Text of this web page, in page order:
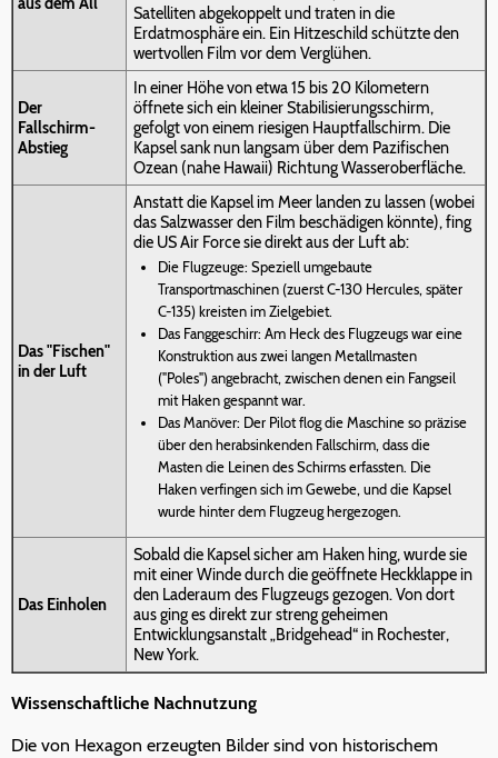
Satelliten abgekoppelt und traten in die
Erdatmosphäre ein. Ein Hitzeschild schützte den
wertvollen Film vor dem Verglühen.
Der
Fallschirm-
Abstieg
In einer Höhe von etwa 15 bis 20 Kilometern
öffnete sich ein kleiner Stabilisierungsschirm,
gefolgt von einem riesigen Hauptfallschirm. Die
Kapsel sank nun langsam über dem Pazifischen
Ozean (nahe Hawaii) Richtung Wasseroberfläche.
Das "Fischen"
in der Luft
Anstatt die Kapsel im Meer landen zu lassen (wobei
das Salzwasser den Film beschädigen könnte), fing
die US Air Force sie direkt aus der Luft ab:
Die Flugzeuge: Speziell umgebaute
Transportmaschinen (zuerst C-130 Hercules, später
C-135) kreisten im Zielgebiet.
Das Fanggeschirr: Am Heck des Flugzeugs war eine
Konstruktion aus zwei langen Metallmasten
("Poles") angebracht, zwischen denen ein Fangseil
mit Haken gespannt war.
Das Manöver: Der Pilot flog die Maschine so präzise
über den herabsinkenden Fallschirm, dass die
Masten die Leinen des Schirms erfassten. Die
Haken verfingen sich im Gewebe, und die Kapsel
wurde hinter dem Flugzeug hergezogen.
Das Einholen
Sobald die Kapsel sicher am Haken hing, wurde sie
mit einer Winde durch die geöffnete Heckklappe in
den Laderaum des Flugzeugs gezogen. Von dort
aus ging es direkt zur streng geheimen
Entwicklungsanstalt „Bridgehead“ in Rochester,
New York.
Wissenschaftliche Nachnutzung
Die von Hexagon erzeugten Bilder sind von historischem